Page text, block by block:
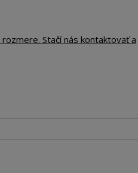
Stačí nás kontaktovať a